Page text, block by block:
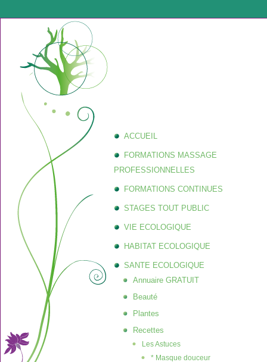
ACCUEIL
FORMATIONS MASSAGE
PROFESSIONNELLES
FORMATIONS CONTINUES
STAGES TOUT PUBLIC
VIE ECOLOGIQUE
HABITAT ECOLOGIQUE
SANTE ECOLOGIQUE
Annuaire GRATUIT
Beauté
Plantes
Recettes
Les Astuces
* Masque douceur